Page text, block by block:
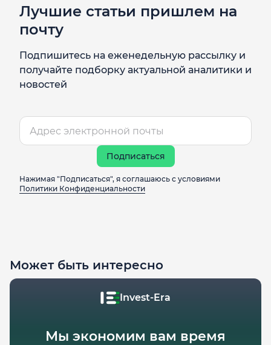
Лучшие статьи пришлем на
почту
Подпишитесь на еженедельную рассылку и
получайте подборку актуальной аналитики и
новостей
Подписаться
Нажимая "Подписаться", я соглашаюсь с условиями
Политики Конфиденциальности
Может быть интересно
Invest-Era
Мы экономим вам время